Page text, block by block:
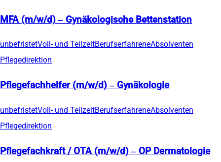
MFA (m/w/d) – Gynäkologische Bettenstation
unbefristetVoll- und TeilzeitBerufserfahreneAbsolventen
Pflegedirektion
Pflegefachhelfer (m/w/d) – Gynäkologie
unbefristetVoll- und TeilzeitBerufserfahreneAbsolventen
Pflegedirektion
Pflegefachkraft / OTA (m/w/d) – OP Dermatologie